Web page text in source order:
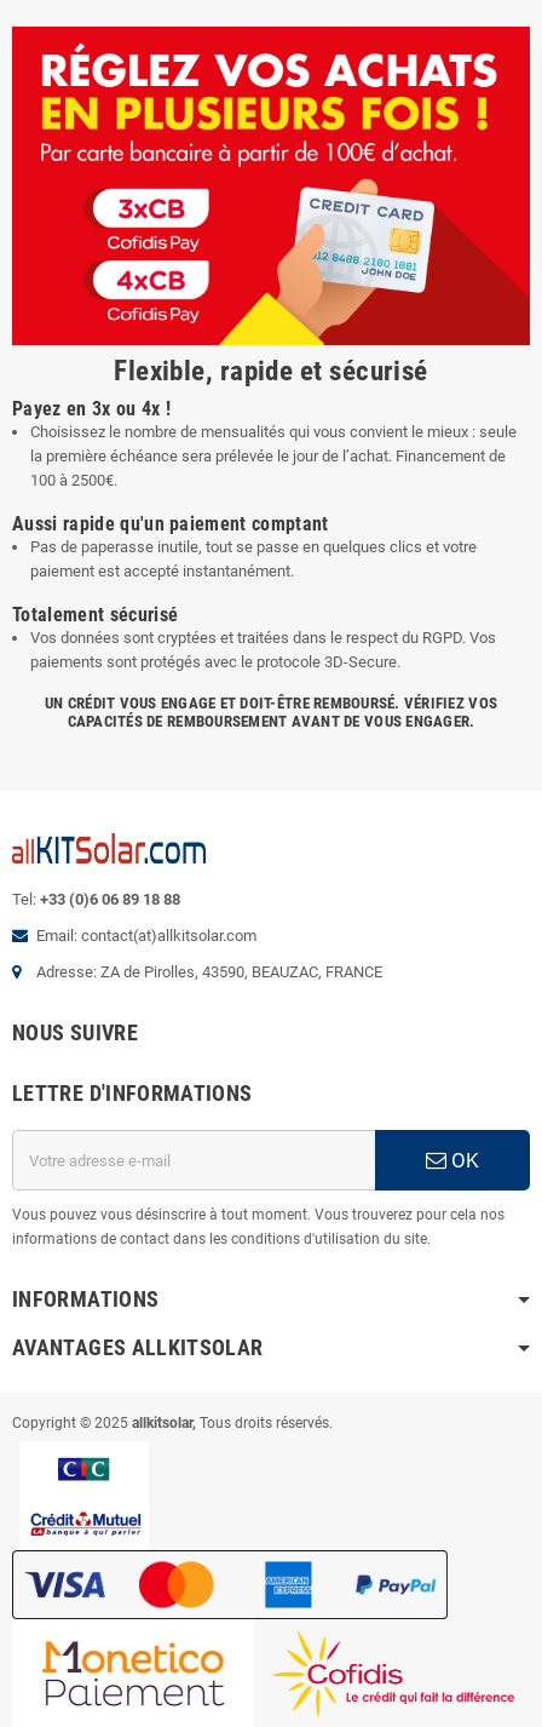
Flexible, rapide et sécurisé
Payez en 3x ou 4x !
Choisissez le nombre de mensualités qui vous convient le mieux : seule
la première échéance sera prélevée le jour de l’achat. Financement de
100 à 2500€.
Aussi rapide qu'un paiement comptant
Pas de paperasse inutile, tout se passe en quelques clics et votre
paiement est accepté instantanément.
Totalement sécurisé
Vos données sont cryptées et traitées dans le respect du RGPD. Vos
paiements sont protégés avec le protocole 3D-Secure.
UN CRÉDIT VOUS ENGAGE ET DOIT-ÊTRE REMBOURSÉ. VÉRIFIEZ VOS
CAPACITÉS DE REMBOURSEMENT AVANT DE VOUS ENGAGER.
Tel: +33 (0)6 06 89 18 88
Email: contact(at)allkitsolar.com
Adresse: ZA de Pirolles, 43590, BEAUZAC, FRANCE
NOUS SUIVRE
LETTRE D'INFORMATIONS
OK
Vous pouvez vous désinscrire à tout moment. Vous trouverez pour cela nos
informations de contact dans les conditions d'utilisation du site.
INFORMATIONS
AVANTAGES ALLKITSOLAR
Copyright © 2025 allkitsolar, Tous droits réservés.